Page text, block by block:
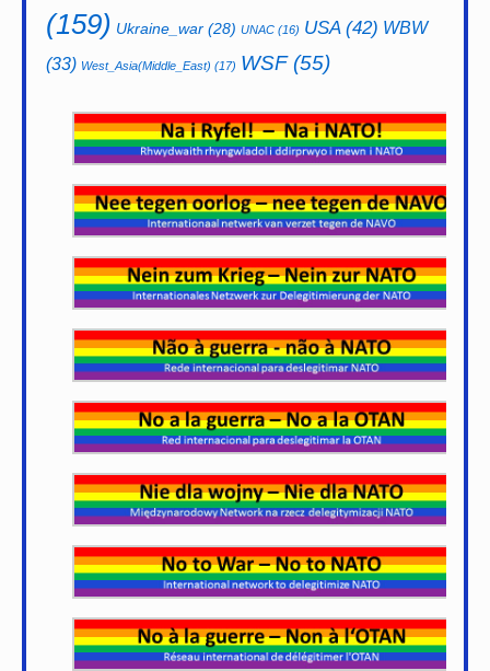
(159) Ukraine_war (28) UNAC (16) USA(42) WBW
(33) West_Asia(Middle_East) (17) WSF(55)